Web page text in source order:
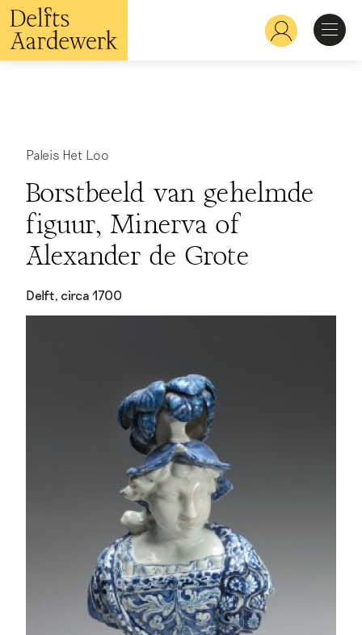
Skip
to
main
content
Hoofdnavigatie
Explore
Learn
Paleis Het Loo
Borstbeeld van gehelmde
figuur, Minerva of
Alexander de Grote
Delft, circa 1700